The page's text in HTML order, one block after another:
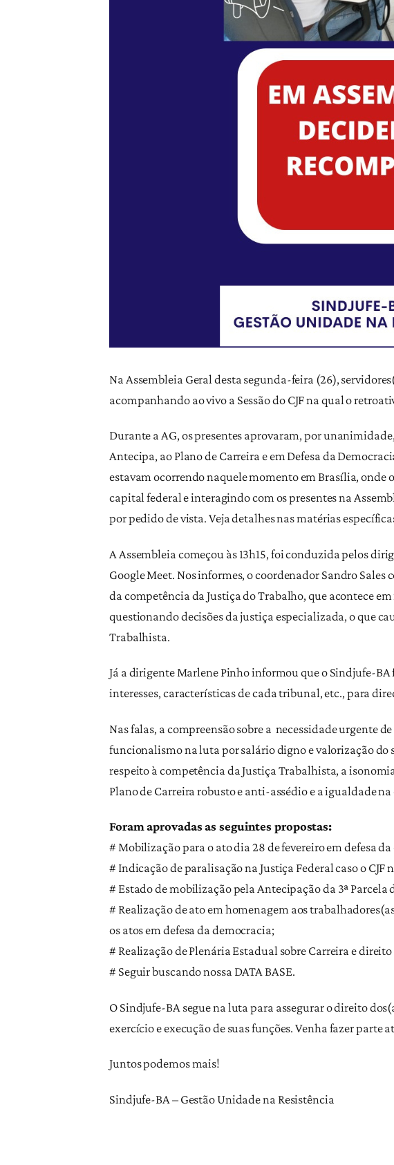
Na Assembleia Geral desta segunda-feira (26),
acompanhando ao vivo a Sessão do CJF na qual o
Durante a AG, os presentes aprovaram, por
Antecipa, ao Plano de Carreira e em Defesa da
estavam ocorrendo naquele momento em Brasília,
capital federal e interagindo com os presentes na
por pedido de vista. Veja detalhes nas matérias
A Assembleia começou às 13h15, foi conduzida pelos
Google Meet. Nos informes, o coordenador Sandro
da competência da Justiça do Trabalho, que acontece
questionando decisões da justiça especializada, o que
Trabalhista.
Já a dirigente Marlene Pinho informou que o Sindjufe-
interesses, características de cada tribunal, etc., para
Nas falas, a compreensão sobre a necessidade urgente
funcionalismo na luta por salário digno e valorização do
respeito à competência da Justiça Trabalhista, a
Plano de Carreira robusto e anti-assédio e a igualdade
Foram aprovadas as seguintes propostas:
# Mobilização para o ato dia 28 de fevereiro em defesa
# Indicação de paralisação na Justiça Federal caso o
# Estado de mobilização pela Antecipação da 3ª
# Realização de ato em homenagem aos
os atos em defesa da democracia;
# Realização de Plenária Estadual sobre Carreira e
# Seguir buscando nossa DATA BASE.
O Sindjufe-BA segue na luta para assegurar o direito
exercício e execução de suas funções. Venha fazer
Juntos podemos mais!
Sindjufe-BA – Gestão Unidade na Resistência